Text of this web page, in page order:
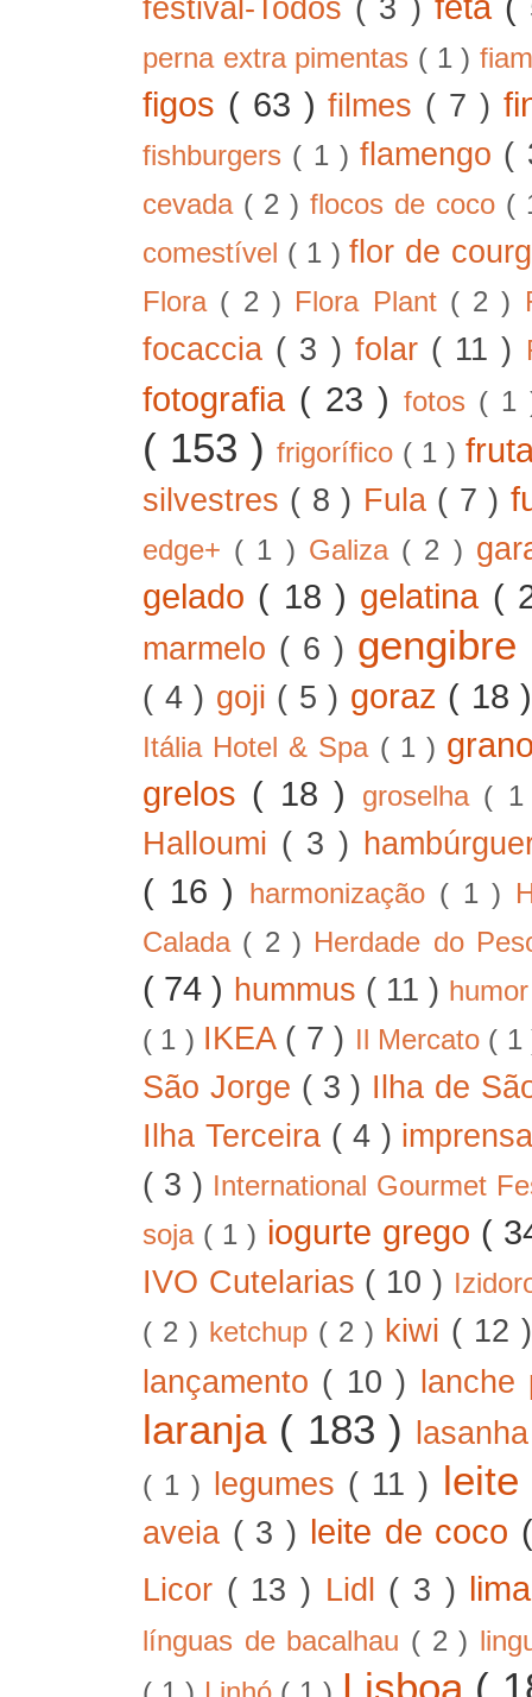
festival-Todos ( 3 )
perna extra pimentas ( 1 )
figos ( 63 )filmes ( 7 )
fishburgers ( 1 )flamengo (
cevada ( 2 )flocos de coco (
comestível ( 1 )flor de
Flora ( 2 ) Flora Plant ( 2 )
focaccia ( 3 ) folar ( 11 )
fotografia ( 23 ) fotos (
( 153 )frigorífico ( 1 )
silvestres ( 8 ) Fula ( 7 )
edge+ ( 1 ) Galiza ( 2 )
gelado ( 18 ) gelatina (
marmelo ( 6 ) gengibre
( 4 ) goji ( 5 ) goraz ( 18
Itália Hotel & Spa ( 1 )
grelos ( 18 ) groselha (
Halloumi ( 3 )
( 16 ) harmonização ( 1 )
Calada ( 2 ) Herdade do
( 74 ) hummus ( 11 )
( 1 ) IKEA ( 7 ) Il Mercato (
São Jorge ( 3 ) Ilha de
Ilha Terceira ( 4 )
( 3 ) International Gourmet
soja ( 1 ) iogurte grego (
IVO Cutelarias ( 10 )
( 2 ) ketchup ( 2 ) kiwi ( 12
lançamento ( 10 )
laranja ( 183 )
( 1 ) legumes ( 11 )
aveia ( 3 ) leite de coco
Licor ( 13 ) Lidl ( 3 )
línguas de bacalhau ( 2 )
Lisboa (